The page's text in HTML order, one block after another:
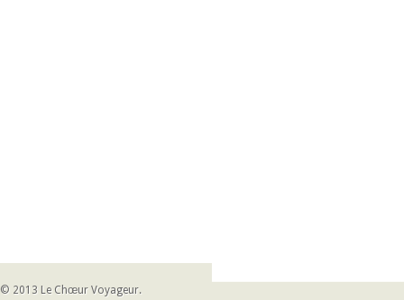
© 2013 Le Chœur Voyageur.